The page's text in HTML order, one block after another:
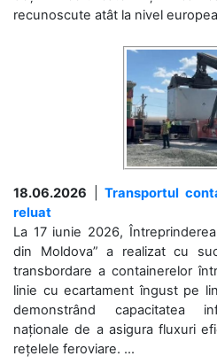
recunoscute atât la nivel
18.06.2026
Transportul
reluat
La 17 iunie 2026,
din Moldova” a realizat cu
transbordare a containerelor
linie cu ecartament îngust pe
demonstrând capacitatea
naționale de a asigura fluxuri
rețelele feroviare. ...